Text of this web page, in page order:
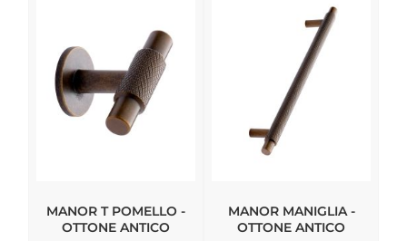
MANOR T POMELLO -
OTTONE ANTICO
MANOR MANIGLIA -
OTTONE ANTICO